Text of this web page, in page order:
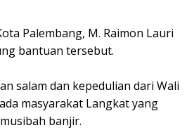
Palembang, M. Raimon Lauri
bantuan tersebut.
salam dan kepedulian dari Wali
masyarakat Langkat yang
banjir.